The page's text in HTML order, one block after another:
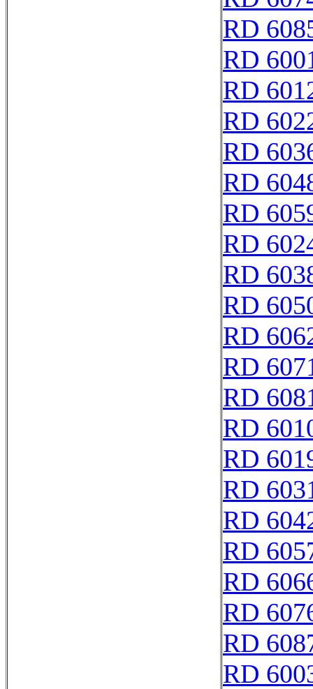
RD
RD
RD
RD
RD
RD
RD
RD
RD
RD
RD
RD
RD
RD
RD
RD
RD
RD
RD
RD
RD
RD